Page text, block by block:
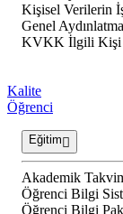
Kişisel Verilerin
Genel
KVKK İlgili Kişi
Kalite
Öğrenci
Eğitim
Akademik
Öğrenci Bilgi
Öğrenci Bilgi